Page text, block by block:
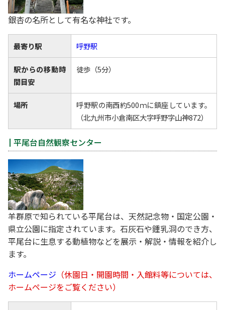
銀杏の名所として有名な神社です。
最寄り駅 呼野駅
駅からの移動時
間目安
徒歩（5分）
場所
呼野駅の南西約500ｍに鎮座しています。
（北九州市小倉南区大字呼野字山神872）
平尾台自然観察センター
羊群原で知られている平尾台は、天然記念物・国定公園・
県立公園に指定されています。石灰石や鍾乳洞のでき方、
平尾台に生息する動植物などを展示・解説・情報を紹介し
ます。
ホームページ （休園日・開園時間・入館料等については、
ホームページをご覧ください）